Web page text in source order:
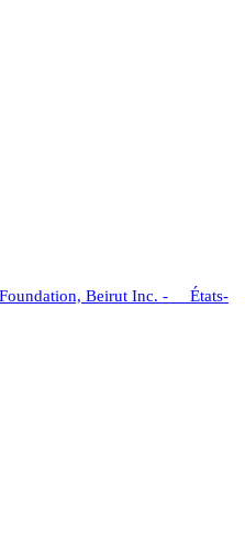
Beirut Inc. - États-